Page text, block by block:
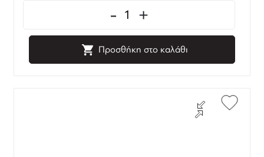
- +
Προσθήκη στο καλάθι